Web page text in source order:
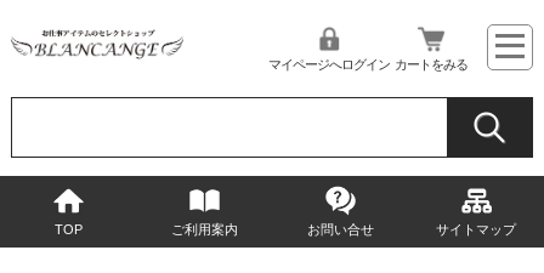
マイページへログイン カートをみる
TOP ご利用案内 お問い合せ サイトマップ